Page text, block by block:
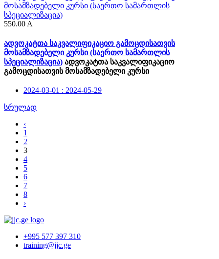
550.00 A
ადვოკატთა საკვალიფიკაციო გამოცდისათვის
მოსამზადებელი კურსი (საერთო სამართლის
სპეციალიზაცია) ადვოკატთა საკვალიფიკაციო
გამოცდისათვის მოსამზადებელი კურსი
2024-03-01 : 2024-05-29
სრულად
‹
1
2
3
4
5
6
7
8
›
+995 577 397 310
training@jjc.ge